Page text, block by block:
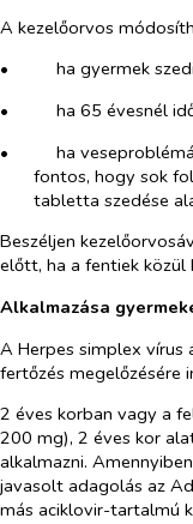
A kezelőorvos
•​
ha gyermek
•​
ha 65 évesnél
•​
ha
fontos, hogy sok
tabletta szedése
Beszéljen
előtt, ha a fentiek közül
Alkalmazása
A Herpes simplex vírus
fertőzés megelőzésére
2 éves korban vagy a
200 mg), 2 éves kor
alkalmazni.
javasolt adagolás az
más aciklovir-tartalmú